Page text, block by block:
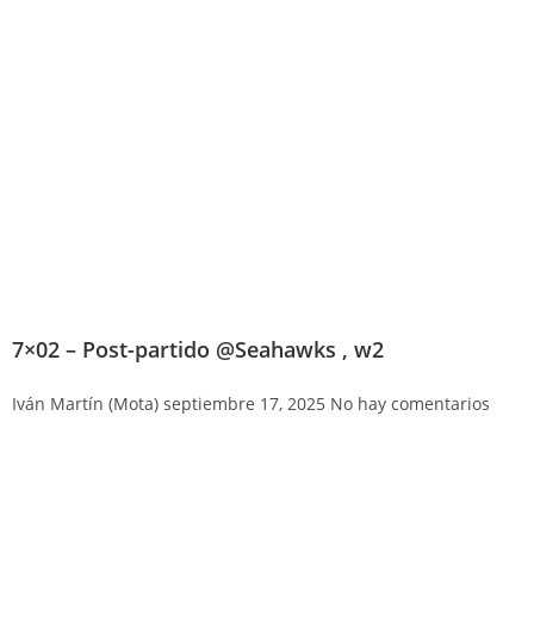
7×02 – Post-partido @Seahawks , w2
Iván Martín (Mota) septiembre 17, 2025 No hay comentarios